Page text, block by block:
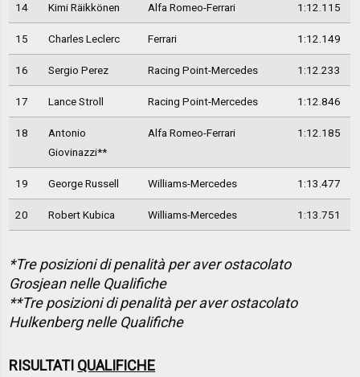
14 Kimi Räikkönen Alfa Romeo-Ferrari 1:12.115
15 Charles Leclerc Ferrari 1:12.149
16 Sergio Perez Racing Point-Mercedes 1:12.233
17 Lance Stroll Racing Point-Mercedes 1:12.846
18
Antonio
Giovinazzi**
Alfa Romeo-Ferrari 1:12.185
19 George Russell Williams-Mercedes 1:13.477
20 Robert Kubica Williams-Mercedes 1:13.751
*Tre posizioni di penalità per aver ostacolato
Grosjean nelle Qualifiche
**Tre posizioni di penalità per aver ostacolato
Hulkenberg nelle Qualifiche
RISULTATI QUALIFICHE